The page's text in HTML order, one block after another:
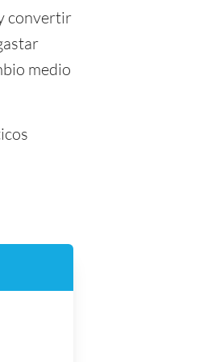
convertir
medio